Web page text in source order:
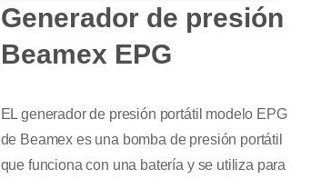
Generador de presión
Beamex EPG
EL generador de presión portátil modelo EPG
de Beamex es una bomba de presión portátil
que funciona con una batería y se utiliza para